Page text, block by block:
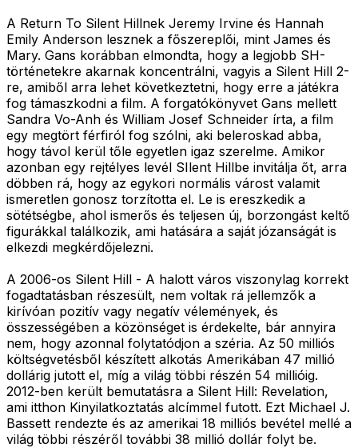
A Return To Silent Hillnek Jeremy Irvine és Hannah
Emily Anderson lesznek a főszereplői, mint James és
Mary. Gans korábban elmondta, hogy a legjobb SH-
történetekre akarnak koncentrálni, vagyis a Silent Hill 2-
re, amiből arra lehet következtetni, hogy erre a játékra
fog támaszkodni a film. A forgatókönyvet Gans mellett
Sandra Vo-Anh és William Josef Schneider írta, a film
egy megtört férfiról fog szólni, aki beleroskad abba,
hogy távol kerül tőle egyetlen igaz szerelme. Amikor
azonban egy rejtélyes levél SIlent Hillbe invitálja őt, arra
döbben rá, hogy az egykori normális várost valamit
ismeretlen gonosz torzította el. Le is ereszkedik a
sötétségbe, ahol ismerős és teljesen új, borzongást keltő
figurákkal találkozik, ami hatására a saját józanságát is
elkezdi megkérdőjelezni.
A 2006-os Silent Hill - A halott város viszonylag korrekt
fogadtatásban részesült, nem voltak rá jellemzők a
kirívóan pozitív vagy negatív vélemények, és
összességében a közönséget is érdekelte, bár annyira
nem, hogy azonnal folytatódjon a széria. Az 50 milliós
költségvetésből készített alkotás Amerikában 47 millió
dollárig jutott el, míg a világ többi részén 54 millióig.
2012-ben került bemutatásra a Silent Hill: Revelation,
ami itthon Kinyilatkoztatás alcímmel futott. Ezt Michael J.
Bassett rendezte és az amerikai 18 milliós bevétel mellé a
világ többi részéről további 38 millió dollár folyt be.